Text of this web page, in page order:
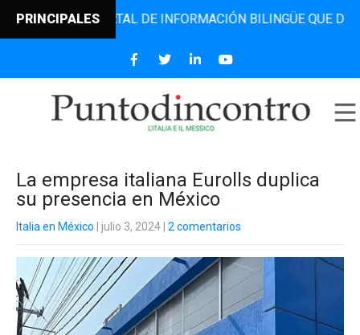
PRINCIPALES
EL PORTAL DE INFORMACIÓN BILINGÜE QUE
La empresa italiana Eurolls duplica
su presencia en México
Italia en México | julio 3, 2024 2 comentarios